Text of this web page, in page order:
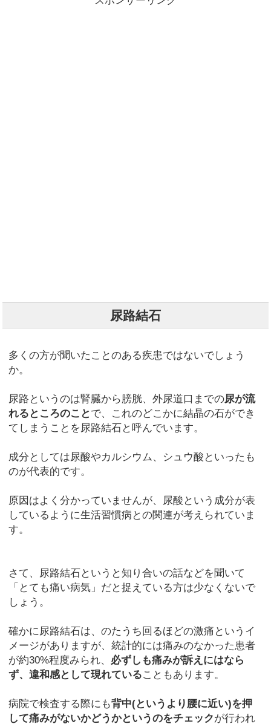
尿路結石
多くの方が聞いたことのある疾患ではないでしょう
か。
尿路というのは腎臓から膀胱、外尿道口までの尿が流
れるところのこと で、これのどこかに結晶の石ができ
てしまうことを尿路結石と呼んでいます。
成分としては尿酸やカルシウム、シュウ酸といったも
のが代表的です。
原因はよく分かっていませんが、尿酸という成分が表
しているように生活習慣病との関連が考えられていま
す。
さて、尿路結石というと知り合いの話などを聞いて
「とても痛い病気」だと捉えている方は少なくないで
しょう。
確かに尿路結石は、のたうち回るほどの激痛というイ
メージがありますが、統計的には痛みのなかった患者
が約30%程度みられ、 必ずしも痛みが訴えにはなら
ず、違和感として現れていることもあります。
病院で検査する際にも背中(というより腰に近い)を押
して痛みがないかどうかというのをチェックが行われ